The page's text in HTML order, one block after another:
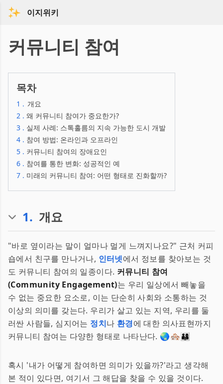
이지위키
커뮤니티 참여
목차
1 . 개요
2 . 왜 커뮤니티 참여가 중요한가?
3 . 실제 사례: 스톡홀름의 지속 가능한 도시 개발
4 . 참여 방법: 온라인과 오프라인
5 . 커뮤니티 참여의 장애요인
6 . 참여를 통한 변화: 성공적인 예
7 . 미래의 커뮤니티 참여: 어떤 형태로 진화할까?
1. 개요
"바로 옆이라는 말이 얼마나 멀게 느껴지나요?" 근처 커피
숍에서 친구를 만나거나, 인터넷에서 정보를 찾아보는 것
도 커뮤니티 참여의 일종이다. 커뮤니티 참여
(Community Engagement)는 우리 일상에서 빼놓을
수 없는 중요한 요소로, 이는 단순히 사회와 소통하는 것
이상의 의미를 갖는다. 우리가 살고 있는 지역, 우리를 둘
러싼 사람들, 심지어는 정치나 환경에 대한 의사표현까지
커뮤니티 참여는 다양한 형태로 나타난다. 🌏🏘️👨‍👩‍👦
혹시 '내가 어떻게 참여하면 의미가 있을까?'라고 생각해
본 적이 있다면, 여기서 그 해답을 찾을 수 있을 것이다.